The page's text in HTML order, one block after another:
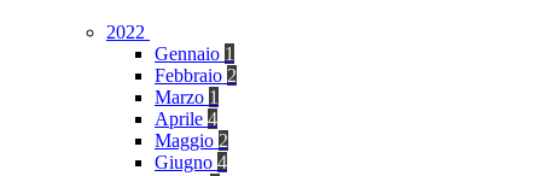
2022
Gennaio 1
Febbraio 2
Marzo 1
Aprile 4
Maggio 2
Giugno 4